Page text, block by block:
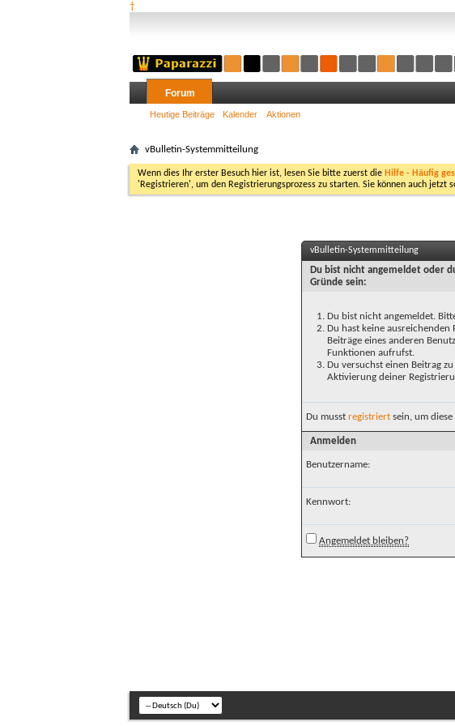
†
Forum
Heutige Beiträge Kalender Aktionen
vBulletin-Systemmitteilung
Wenn dies Ihr erster Besuch hier ist, lesen Sie bitte zuerst die Hilfe - Häufig
'Registrieren', um den Registrierungsprozess zu starten. Sie können auch jetzt
vBulletin-Systemmitteilung
Du bist nicht angemeldet oder
Gründe sein:
Du bist nicht angemeldet.
Du hast keine ausreichenden
Beiträge eines anderen
Funktionen aufrufst.
Du versuchst einen Beitrag
Aktivierung deiner
Du musst registriert sein, um
Anmelden
Benutzername:
Kennwort:
Angemeldet bleiben?